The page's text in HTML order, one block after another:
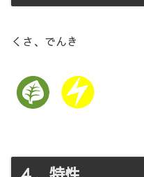
くさ、でんき